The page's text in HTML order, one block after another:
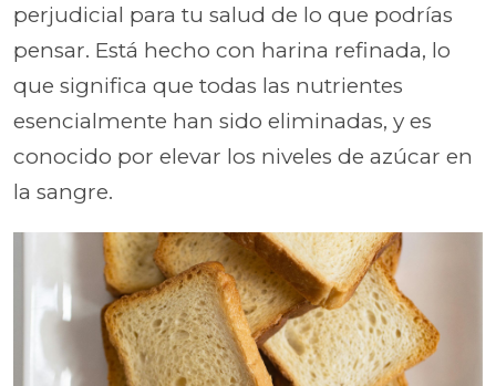
perjudicial para tu salud de lo que podrías
pensar. Está hecho con harina refinada, lo
que significa que todas las nutrientes
esencialmente han sido eliminadas, y es
conocido por elevar los niveles de azúcar en
la sangre.